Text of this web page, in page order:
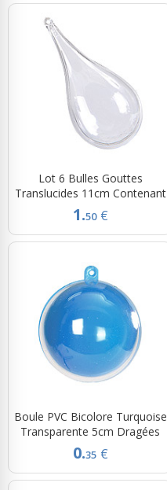
Lot 6 Bulles Gouttes
Translucides 11cm Contenant
1.50 €
Boule PVC Bicolore Turquoise
Transparente 5cm Dragées
0.35 €